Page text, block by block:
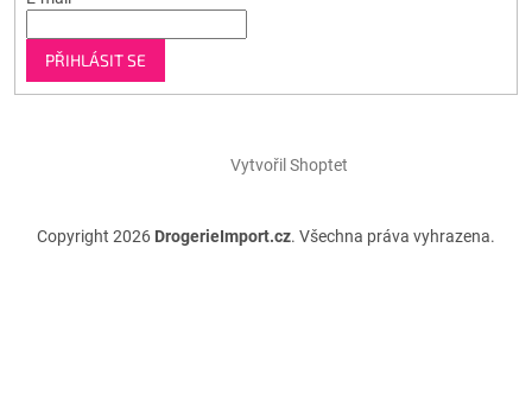
PŘIHLÁSIT SE
Vytvořil Shoptet
Copyright 2026 DrogerieImport.cz. Všechna práva vyhrazena.